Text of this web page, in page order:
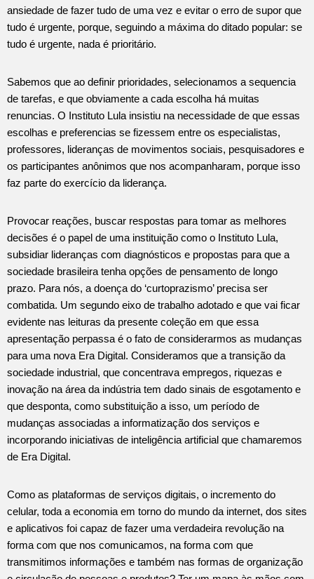
ansiedade de fazer tudo de uma vez e evitar o erro de supor que
tudo é urgente, porque, seguindo a máxima do ditado popular: se
tudo é urgente, nada é prioritário.
Sabemos que ao definir prioridades, selecionamos a sequencia
de tarefas, e que obviamente a cada escolha há muitas
renuncias. O Instituto Lula insistiu na necessidade de que essas
escolhas e preferencias se fizessem entre os especialistas,
professores, lideranças de movimentos sociais, pesquisadores e
os participantes anônimos que nos acompanharam, porque isso
faz parte do exercício da liderança.
Provocar reações, buscar respostas para tomar as melhores
decisões é o papel de uma instituição como o Instituto Lula,
subsidiar lideranças com diagnósticos e propostas para que a
sociedade brasileira tenha opções de pensamento de longo
prazo. Para nós, a doença do ‘curtoprazismo’ precisa ser
combatida. Um segundo eixo de trabalho adotado e que vai ficar
evidente nas leituras da presente coleção em que essa
apresentação perpassa é o fato de considerarmos as mudanças
para uma nova Era Digital. Consideramos que a transição da
sociedade industrial, que concentrava empregos, riquezas e
inovação na área da indústria tem dado sinais de esgotamento e
que desponta, como substituição a isso, um período de
mudanças associadas a informatização dos serviços e
incorporando iniciativas de inteligência artificial que chamaremos
de Era Digital.
Como as plataformas de serviços digitais, o incremento do
celular, toda a economia em torno do mundo da internet, dos sites
e aplicativos foi capaz de fazer uma verdadeira revolução na
forma com que nos comunicamos, na forma com que
transmitimos informações e também nas formas de organização